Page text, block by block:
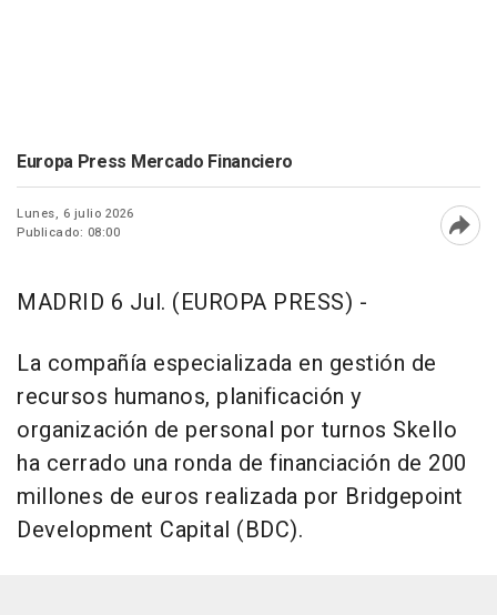
Europa Press Mercado Financiero
Lunes, 6 julio 2026
Publicado: 08:00
MADRID 6 Jul. (EUROPA PRESS) -
La compañía especializada en gestión de
recursos humanos, planificación y
organización de personal por turnos Skello
ha cerrado una ronda de financiación de 200
millones de euros realizada por Bridgepoint
Development Capital (BDC).